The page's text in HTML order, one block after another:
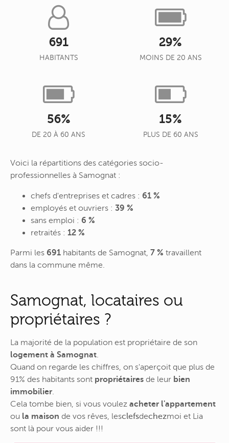
691
HABITANTS
29%
MOINS DE 20 ANS
56%
DE 20 À 60 ANS
15%
PLUS DE 60 ANS
Voici la répartitions des catégories socio-
professionnelles à Samognat :
chefs d'entreprises et cadres : 61 %
employés et ouvriers : 39 %
sans emploi : 6 %
retraités : 12 %
Parmi les 691 habitants de Samognat, 7 % travaillent
dans la commune même.
Samognat, locataires ou
propriétaires ?
La majorité de la population est propriétaire de son
logement à Samognat.
Quand on regarde les chiffres, on s'aperçoit que plus de
91% des habitants sont propriétaires de leur bien
immobilier.
Cela tombe bien, si vous voulez acheter l'appartement
ou la maison de vos rêves, lesclefsdechezmoi et Lia
sont là pour vous aider !!!